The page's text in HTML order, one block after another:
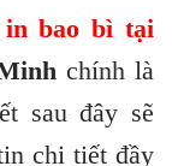
in bao bì tại
chính là
sau đây sẽ
chi tiết đầy